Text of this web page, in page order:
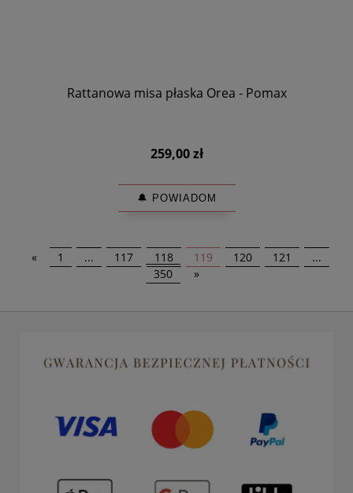
Rattanowa misa płaska Orea - Pomax
259,00 zł
🔔 POWIADOM
« 1 ... 117 118 119 120 121
...
350
»